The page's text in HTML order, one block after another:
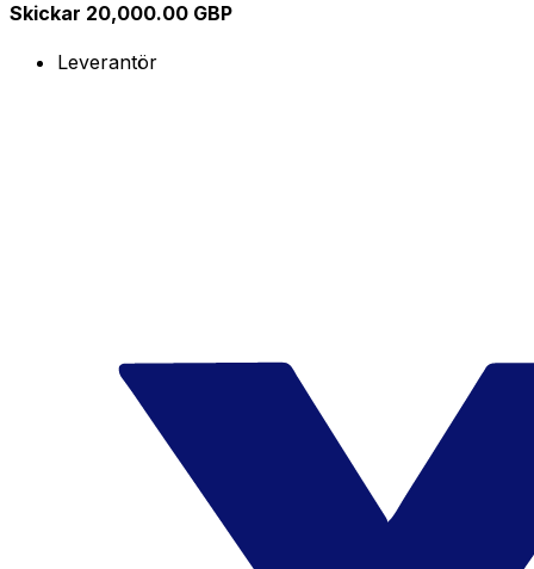
Skickar 20,000.00 GBP
Leverantör